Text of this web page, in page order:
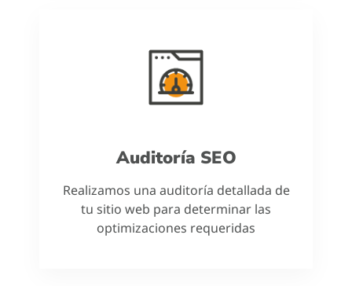
Auditoría SEO
Realizamos una auditoría detallada de
tu sitio web para determinar las
optimizaciones requeridas